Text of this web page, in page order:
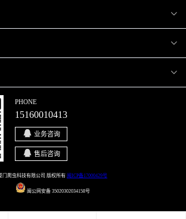
决方案
PHONE
15160010413
业务咨询
售后咨询
门爬虫科技有限公司 版权所有 闽ICP备17000429号
闽公网安备 35020302034158号